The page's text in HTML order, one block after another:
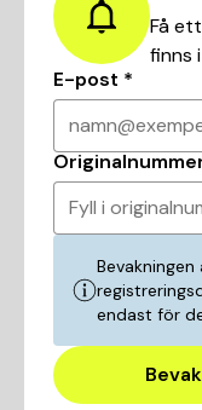
Få
finns
E-post *
Fyll i
Bevakningen
endast för